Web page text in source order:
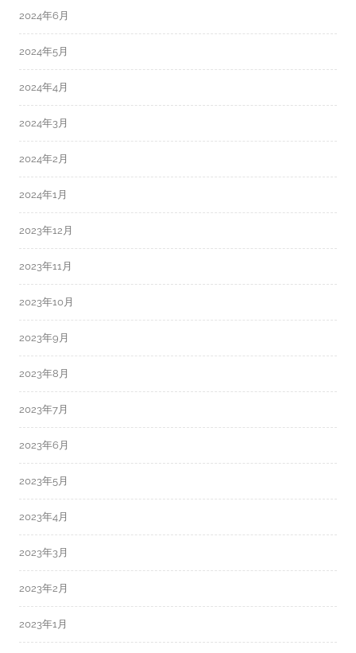
2024年6月
2024年5月
2024年4月
2024年3月
2024年2月
2024年1月
2023年12月
2023年11月
2023年10月
2023年9月
2023年8月
2023年7月
2023年6月
2023年5月
2023年4月
2023年3月
2023年2月
2023年1月